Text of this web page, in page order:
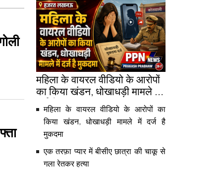
महिला के वायरल वीडियो के आरोपों
का किया खंडन, धोखाधड़ी मामले में
दर्ज है मुकदमा
महिला के वायरल वीडियो के आरोपों का
किया खंडन, धोखाधड़ी मामले में दर्ज है
मुकदमा
एक तरफ़ा प्यार में बीसीए छात्रा की चाकू से
गला रेतकर हत्या